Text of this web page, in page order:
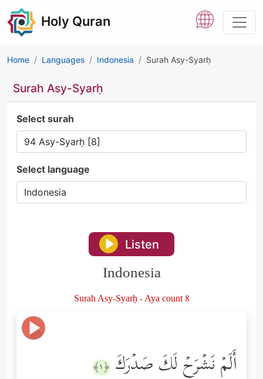
Holy Quran
Home Languages Indonesia Surah Asy-Syarḥ
Surah Asy-Syarḥ
Select surah
Select language
Listen
Indonesia
Surah Asy-Syarḥ - Aya count 8
أَلَمۡ نَشۡرَحۡ لَكَ صَدۡرَكَ ﴿١﴾